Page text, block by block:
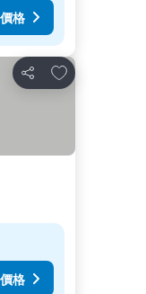
格
分享
放到收藏夾
格